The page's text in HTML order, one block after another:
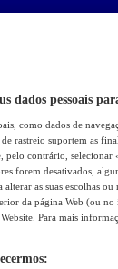
dados pessoais
como dados de
rastreio suportem as
pelo contrário,
forem desativados,
as suas escolhas
da página Web (ou
Para mais